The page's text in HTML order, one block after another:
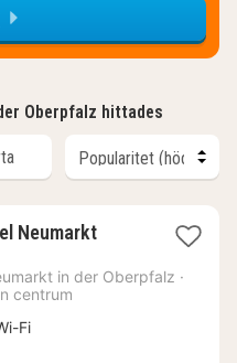
Oberpfalz hittades
Neumarkt
in der Oberpfalz ·
centrum
Fi